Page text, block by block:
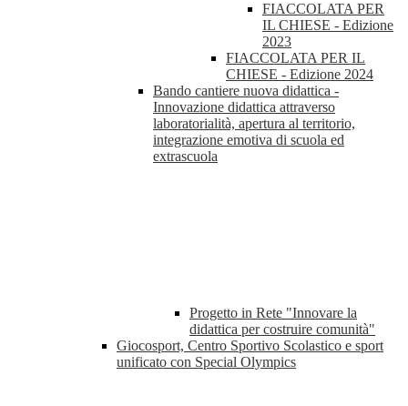
FIACCOLATA PER
IL CHIESE - Edizione
2023
FIACCOLATA PER IL
CHIESE - Edizione 2024
Bando cantiere nuova didattica -
Innovazione didattica attraverso
laboratorialità, apertura al territorio,
integrazione emotiva di scuola ed
extrascuola
Progetto in Rete "Innovare la
didattica per costruire comunità"
Giocosport, Centro Sportivo Scolastico e sport
unificato con Special Olympics